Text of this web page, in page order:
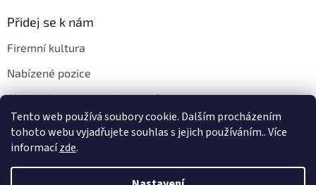
Tento web používá soubory cookie. Dalším procházením
tohoto webu vyjadřujete souhlas s jejich používáním.. Více
informacízde.
Přidej se k nám
Firemní kultura
Nabízené pozice
Chci u vás pracovat. Jak na to?